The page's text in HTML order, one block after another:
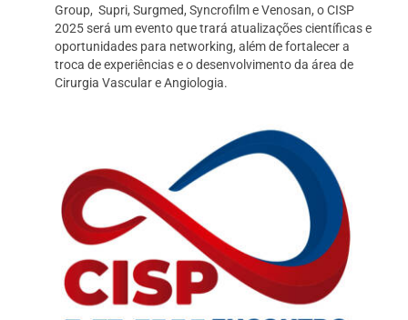
Group, Supri, Surgmed, Syncrofilm e Venosan, o CISP
2025 será um evento que trará atualizações científicas e
oportunidades para networking, além de fortalecer a
troca de experiências e o desenvolvimento da área de
Cirurgia Vascular e Angiologia.